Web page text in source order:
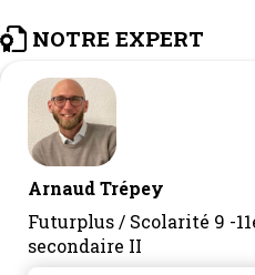
NOTRE EXPERT
Arnaud Trépey
Futurplus / Scolarité 9 -
secondaire II